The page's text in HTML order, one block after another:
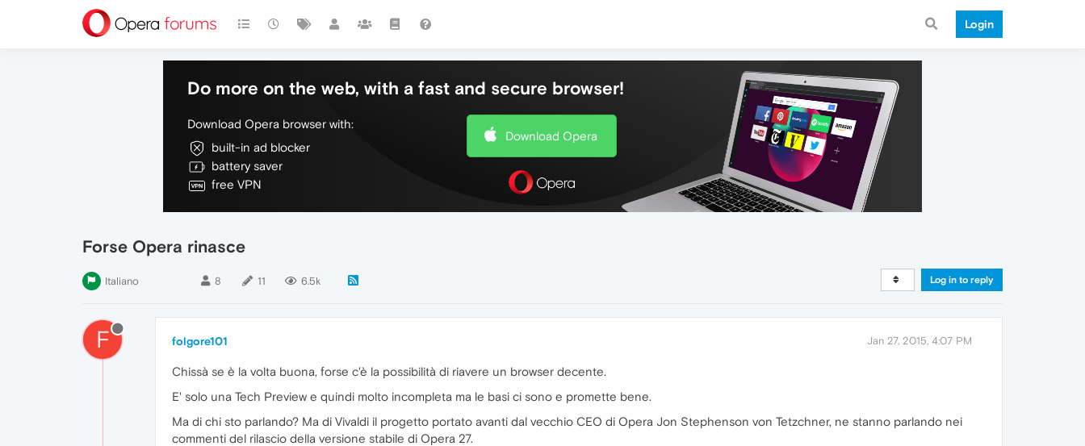
Login
Do more on the web, with a fast and secure browser!
Download Opera browser with:
built-in ad blocker
battery saver
free VPN
Download Opera
Forse Opera rinasce
Italiano 8 11 6.5k Log in to reply
F folgore101 Jan 27, 2015, 4:07 PM
Chissà se è la volta buona, forse c'è la possibilità di riavere un browser decente.
E' solo una Tech Preview e quindi molto incompleta ma le basi ci sono e promette bene.
Ma di chi sto parlando? Ma di Vivaldi il progetto portato avanti dal vecchio CEO di Opera Jon Stephenson von Tetzchner, ne stanno parlando nei
commenti del rilascio della versione stabile di Opera 27.